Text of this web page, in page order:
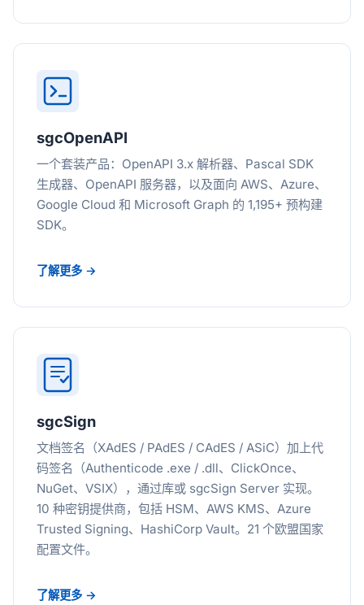
sgcOpenAPI
一个套装产品：OpenAPI 3.x 解析器、Pascal SDK
生成器、OpenAPI 服务器，以及面向 AWS、Azure、
Google Cloud 和 Microsoft Graph 的 1,195+ 预构建
SDK。
了解更多 →
sgcSign
文档签名（XAdES / PAdES / CAdES / ASiC）加上代
码签名（Authenticode .exe / .dll、ClickOnce、
NuGet、VSIX），通过库或 sgcSign Server 实现。
10 种密钥提供商，包括 HSM、AWS KMS、Azure
Trusted Signing、HashiCorp Vault。21 个欧盟国家
配置文件。
了解更多 →